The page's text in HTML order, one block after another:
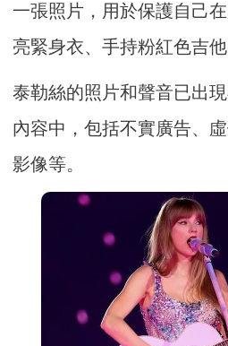
一張照片，用於保護自己
亮緊身衣、手持粉紅色吉他
泰勒絲的照片和聲音已出
內容中，包括不實廣告、
影像等。